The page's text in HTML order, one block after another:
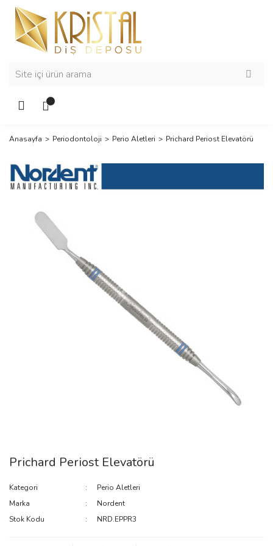
Anasayfa Periodontoloji Perio Aletleri Prichard Periost Elevatörü
Prichard Periost Elevatörü
Kategori
Perio Aletleri
Marka
Nordent
Stok Kodu
NRD.EPPR3